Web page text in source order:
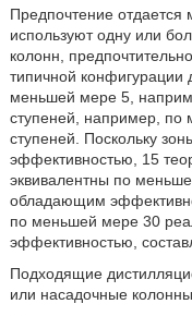
Предпочтение отдается
используют одну или
колонн,
типичной конфигурации
меньшей мере 5,
ступеней, например, по
ступеней. Поскольку
эффективностью, 15
эквивалентны по
обладающим
по меньшей мере 30
эффективностью,
Подходящие
или насадочные